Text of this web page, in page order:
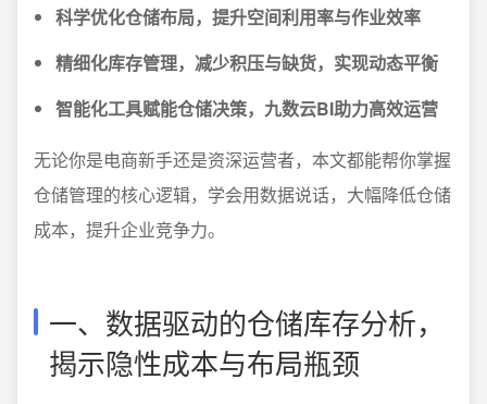
科学优化仓储布局，提升空间利用率与作业效率
精细化库存管理，减少积压与缺货，实现动态平衡
智能化工具赋能仓储决策，九数云BI助力高效运营
无论你是电商新手还是资深运营者，本文都能帮你掌握
仓储管理的核心逻辑，学会用数据说话，大幅降低仓储
成本，提升企业竞争力。
一、数据驱动的仓储库存分析，
揭示隐性成本与布局瓶颈